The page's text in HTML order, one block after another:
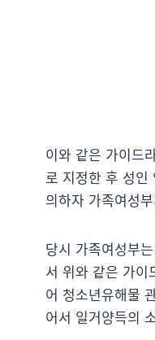
이와 같은 가이드
로 지정한 후 성인
의하자 가족여성
당시 가족여성부
서 위와 같은 가이
어 청소년유해물
어서 일거양득의